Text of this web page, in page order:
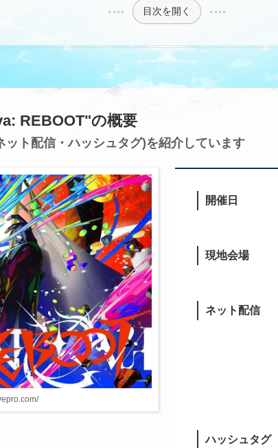
目次を開く
REBOOT"の概要
ト配信・ハッシュタグ)を紹介しています
開催日
現地会場
ネット配信
ハッシュタグ